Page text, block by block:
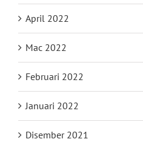
April 2022
Mac 2022
Februari 2022
Januari 2022
Disember 2021